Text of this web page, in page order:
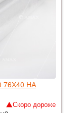
НА
Скоро дороже